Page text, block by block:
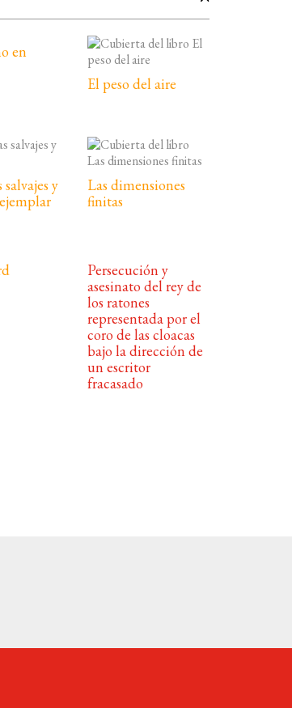
en
El peso del aire
y
Las dimensiones
finitas
Persecución y
asesinato del rey de
los ratones
representada por el
coro de las cloacas
bajo la dirección de
un escritor
fracasado